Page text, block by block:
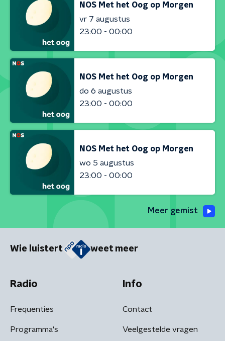
NOS Met het Oog op Morgen
vr 7 augustus
23:00 - 00:00
NOS Met het Oog op Morgen
do 6 augustus
23:00 - 00:00
NOS Met het Oog op Morgen
wo 5 augustus
23:00 - 00:00
Meer gemist
Wie luistert weet meer
Radio
Frequenties
Programma's
Info
Contact
Veelgestelde vragen